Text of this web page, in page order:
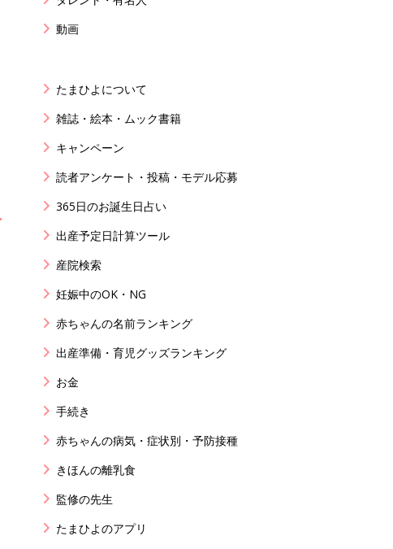
動画
たまひよについて
雑誌・絵本・ムック書籍
キャンペーン
読者アンケート・投稿・モデル応募
365日のお誕生日占い
出産予定日計算ツール
産院検索
妊娠中のOK・NG
赤ちゃんの名前ランキング
出産準備・育児グッズランキング
お金
手続き
赤ちゃんの病気・症状別・予防接種
きほんの離乳食
監修の先生
たまひよのアプリ